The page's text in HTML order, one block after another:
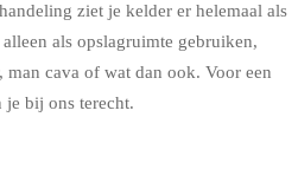
ziet je kelder er helemaal als
als opslagruimte gebruiken,
man cava of wat dan ook. Voor een
bij ons terecht.